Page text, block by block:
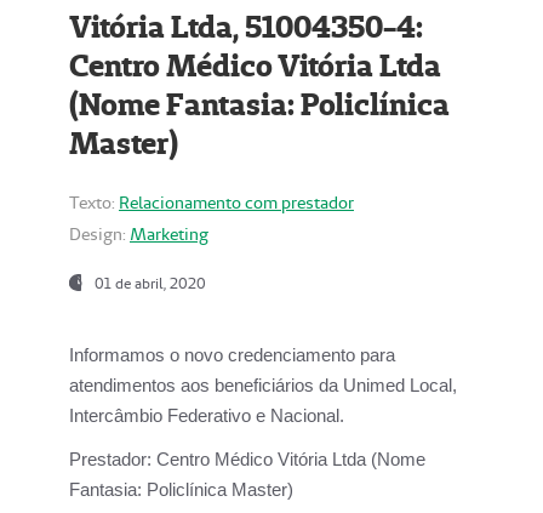
Vitória Ltda, 51004350-4:
Centro Médico Vitória Ltda
(Nome Fantasia: Policlínica
Master)
Texto: Relacionamento com prestador
Design: Marketing
01 de abril, 2020
Informamos o novo credenciamento para
atendimentos aos beneficiários da Unimed Local,
Intercâmbio Federativo e Nacional.
Prestador: Centro Médico Vitória Ltda (Nome
Fantasia: Policlínica Master)